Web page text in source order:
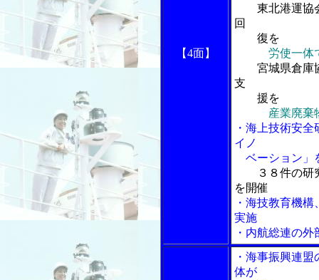
【4面】
東北港運協会
回
復を
労使一体
宮城県倉庫協
支
援を
産業廃棄
・海上技術安
イノ
ベーション」
３８件の
を開催
・海技教育機
実施
・内航総連の
・海事振興連
体が